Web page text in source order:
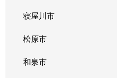
寝屋川市
松原市
和泉市